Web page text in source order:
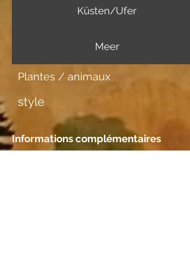
Küsten/Ufer
Meer
Plantes / animaux
style
Informations complémentaires